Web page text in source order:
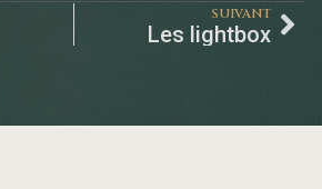
SUIVANT
Les lightbox